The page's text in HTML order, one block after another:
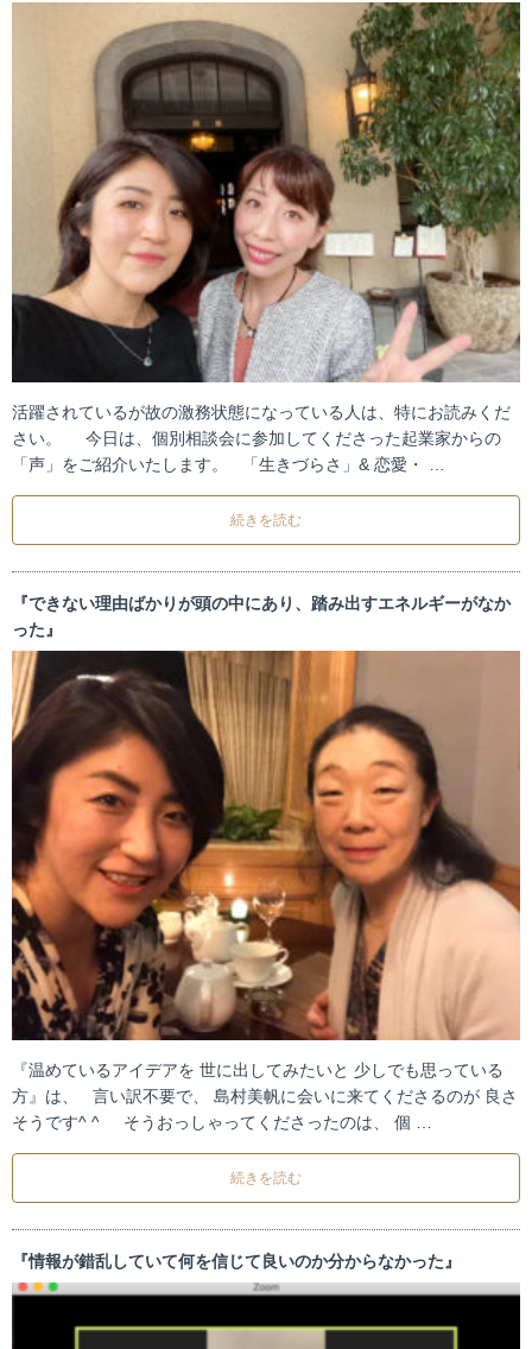
活躍されているが故の激務状態になっている人は、特にお読みくだ
さい。 今日は、個別相談会に参加してくださった起業家からの
「声」をご紹介いたします。 「生きづらさ」& 恋愛・ …
続きを読む
『できない理由ばかりが頭の中にあり、踏み出すエネルギーがなか
った』
『温めているアイデアを 世に出してみたいと 少しでも思っている
方』は、 言い訳不要で、 島村美帆に会いに来てくださるのが 良さ
そうです^ ^ そうおっしゃってくださったのは、 個 …
続きを読む
『情報が錯乱していて何を信じて良いのか分からなかった』